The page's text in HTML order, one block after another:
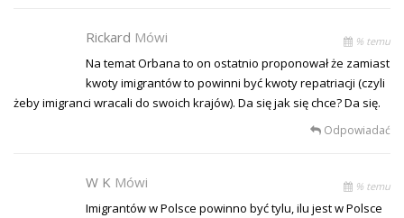
Rickard Mówi % temu
Na temat Orbana to on ostatnio proponował że zamiast
kwoty imigrantów to powinni być kwoty repatriacji (czyli
żeby imigranci wracali do swoich krajów). Da się jak się chce? Da się.
Odpowiadać
W K Mówi % temu
Imigrantów w Polsce powinno być tylu, ilu jest w Polsce